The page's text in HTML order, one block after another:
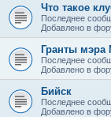
Что такое
Последнее
Добавлено в
Гранты мэра
Последнее
Добавлено в
Бийск
Последнее
Добавлено в